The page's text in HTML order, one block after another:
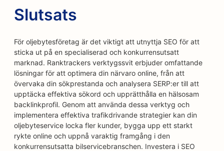
Slutsats
För oljebytesföretag är det viktigt att utnyttja SEO för att
sticka ut på en specialiserad och konkurrensutsatt
marknad. Ranktrackers verktygssvit erbjuder omfattande
lösningar för att optimera din närvaro online, från att
övervaka din sökprestanda och analysera SERP:er till att
upptäcka effektiva sökord och upprätthålla en hälsosam
backlinkprofil. Genom att använda dessa verktyg och
implementera effektiva trafikdrivande strategier kan din
oljebyteservice locka fler kunder, bygga upp ett starkt
rykte online och uppnå varaktig framgång i den
konkurrensutsatta bilservicebranschen. Investera i SEO